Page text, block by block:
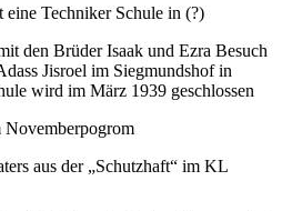
eine Techniker Schule in (?)
den Brüder Isaak und Ezra Besuch
Jisroel im Siegmundshof in
wird im März 1939 geschlossen
Novemberpogrom
aus der „Schutzhaft“ im KL